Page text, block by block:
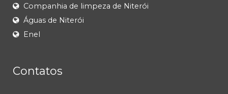
Companhia de limpeza de Niterói
Águas de Niterói
Enel
Contatos